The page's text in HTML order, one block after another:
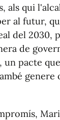
qui
al futur,
del 2030,
de
pacte